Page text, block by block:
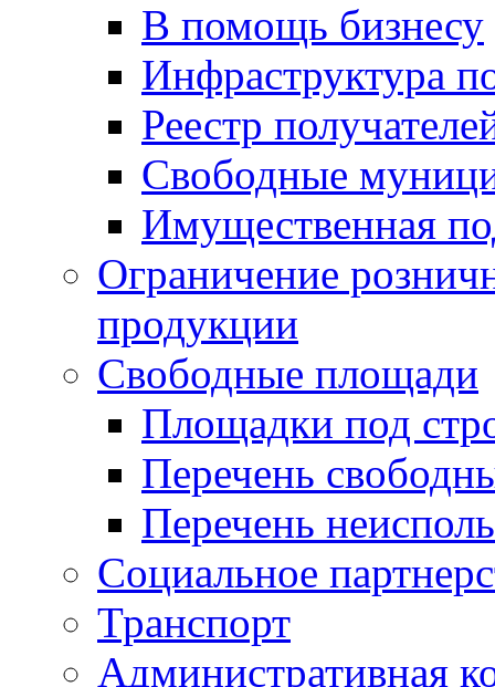
В помощь бизнесу
Инфраструктура
Реестр
Свободные
Имущественная
Ограничение
продукции
Свободные площади
Площадки под
Перечень
Перечень
Социальное
Транспорт
Административная